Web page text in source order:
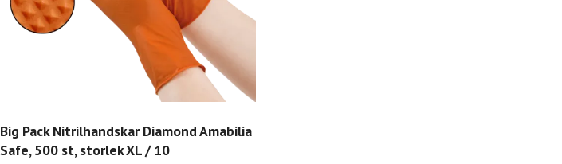
Big Pack Nitrilhandskar Diamond Amabilia
Safe, 500 st, storlek XL / 10